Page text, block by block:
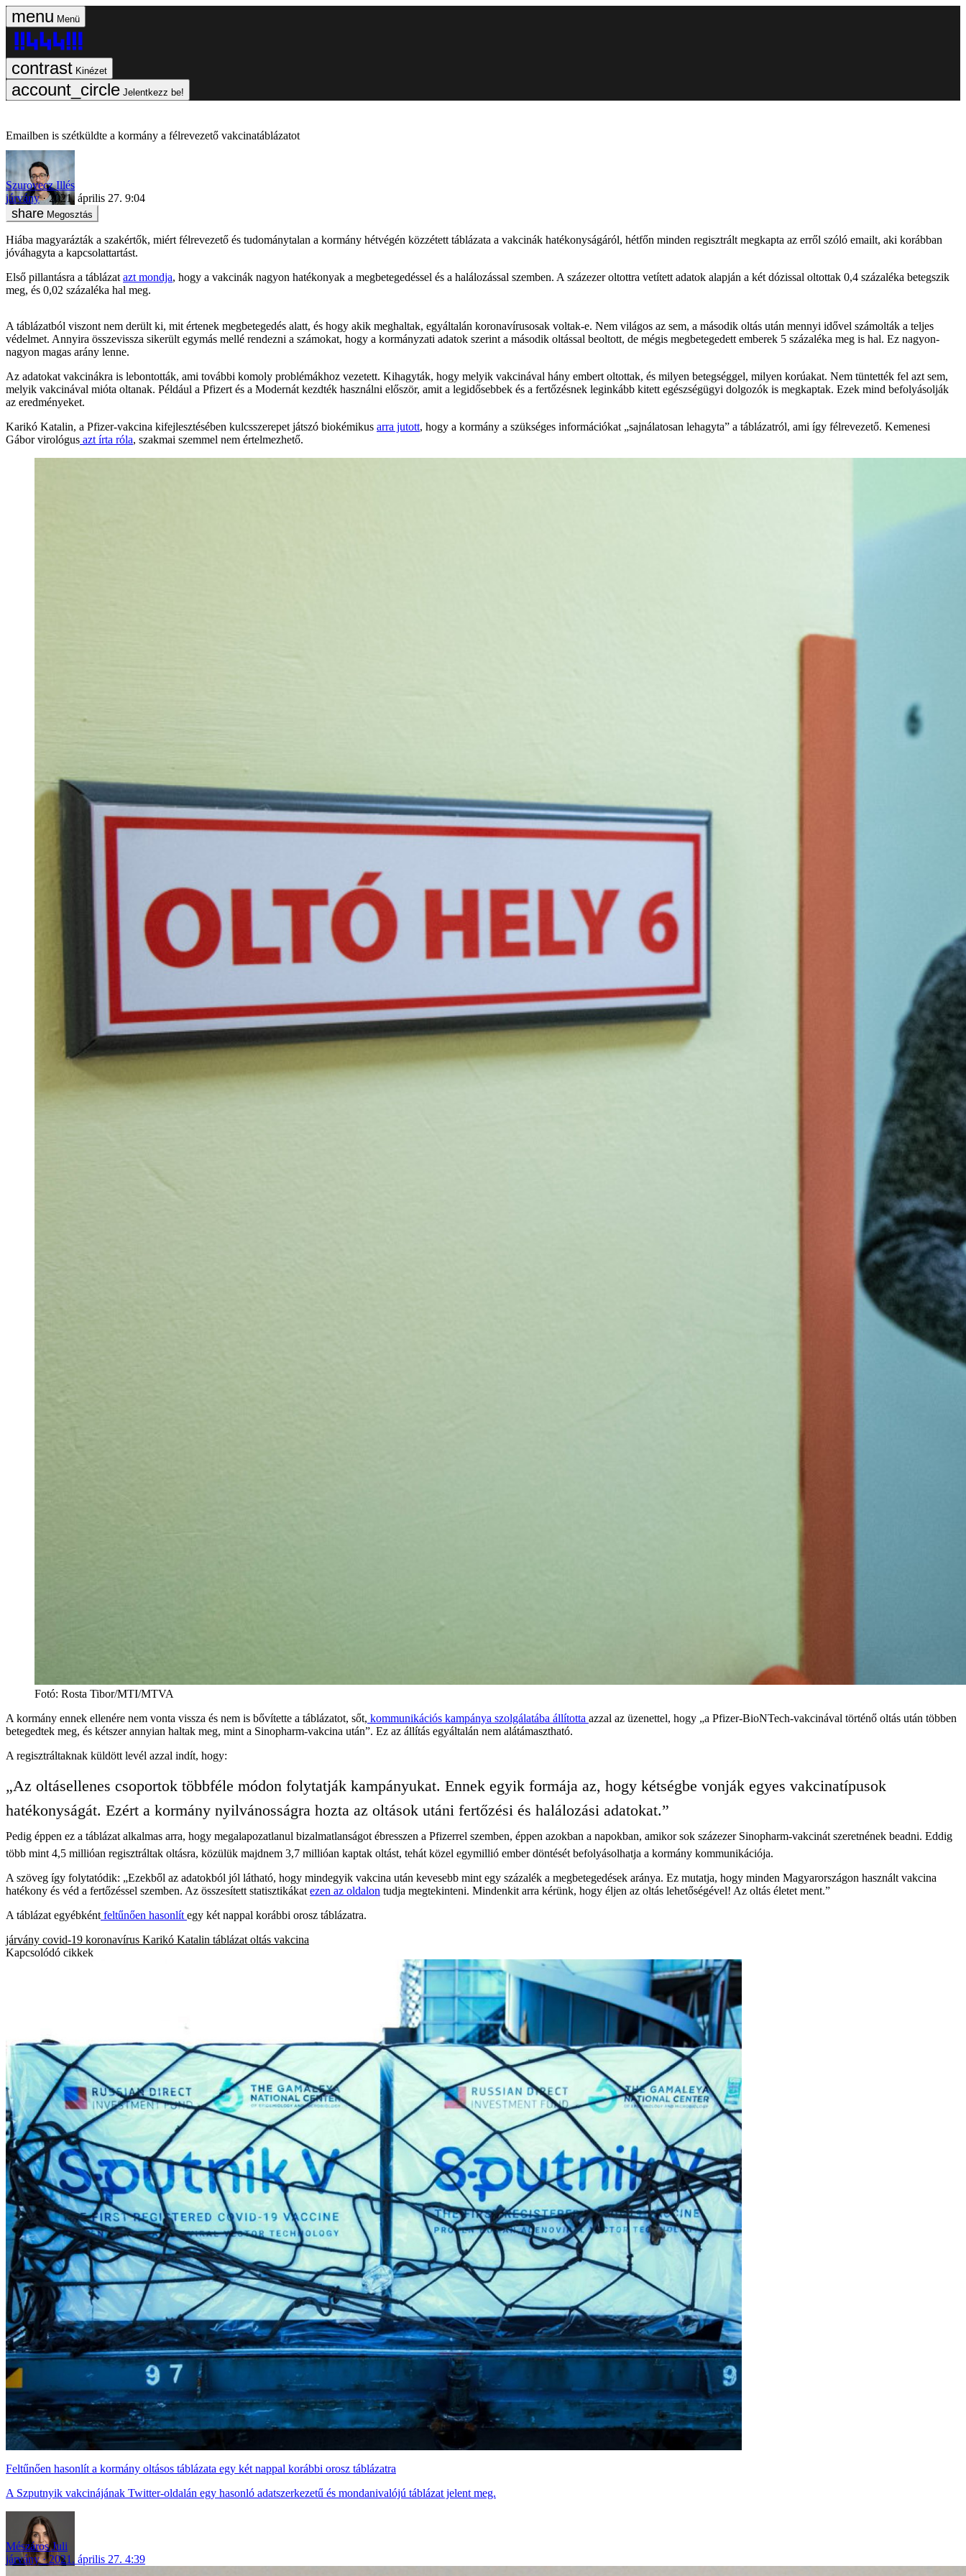
Menü
Kinézet
Jelentkezz be!
Emailben is szétküldte a kormány a félrevezető vakcinatáblázatot
Szurovecz Illés
járvány
2021. április 27. 9:04
Megosztás
Hiába magyarázták a szakértők, miért félrevezető és tudománytalan a kormány hétvégén közzétett táblázata a vakcinák hatékonyságáról, hétfőn minden regisztrált megkapta az erről szóló emailt, aki korábban
jóváhagyta a kapcsolattartást.
Első pillantásra a táblázat azt mondja, hogy a vakcinák nagyon hatékonyak a megbetegedéssel és a halálozással szemben. A százezer oltottra vetített adatok alapján a két dózissal oltottak 0,4 százaléka betegszik
meg, és 0,02 százaléka hal meg.
A táblázatból viszont nem derült ki, mit értenek megbetegedés alatt, és hogy akik meghaltak, egyáltalán koronavírusosak voltak-e. Nem világos az sem, a második oltás után mennyi idővel számolták a teljes
védelmet. Annyira összevissza sikerült egymás mellé rendezni a számokat, hogy a kormányzati adatok szerint a második oltással beoltott, de mégis megbetegedett emberek 5 százaléka meg is hal. Ez nagyon-
nagyon magas arány lenne.
Az adatokat vakcinákra is lebontották, ami további komoly problémákhoz vezetett. Kihagyták, hogy melyik vakcinával hány embert oltottak, és milyen betegséggel, milyen korúakat. Nem tüntették fel azt sem,
melyik vakcinával mióta oltanak. Például a Pfizert és a Modernát kezdték használni először, amit a legidősebbek és a fertőzésnek leginkább kitett egészségügyi dolgozók is megkaptak. Ezek mind befolyásolják
az eredményeket.
Karikó Katalin, a Pfizer-vakcina kifejlesztésében kulcsszerepet játszó biokémikus arra jutott, hogy a kormány a szükséges információkat „sajnálatosan lehagyta” a táblázatról, ami így félrevezető. Kemenesi
Gábor virológus azt írta róla, szakmai szemmel nem értelmezhető.
Fotó: Rosta Tibor/MTI/MTVA
A kormány ennek ellenére nem vonta vissza és nem is bővítette a táblázatot, sőt, kommunikációs kampánya szolgálatába állította azzal az üzenettel, hogy „a Pfizer-BioNTech-vakcinával történő oltás után többen
betegedtek meg, és kétszer annyian haltak meg, mint a Sinopharm-vakcina után”. Ez az állítás egyáltalán nem alátámasztható.
A regisztráltaknak küldött levél azzal indít, hogy:
„Az oltásellenes csoportok többféle módon folytatják kampányukat. Ennek egyik formája az, hogy kétségbe vonják egyes vakcinatípusok
hatékonyságát. Ezért a kormány nyilvánosságra hozta az oltások utáni fertőzési és halálozási adatokat.”
Pedig éppen ez a táblázat alkalmas arra, hogy megalapozatlanul bizalmatlanságot ébresszen a Pfizerrel szemben, éppen azokban a napokban, amikor sok százezer Sinopharm-vakcinát szeretnének beadni. Eddig
több mint 4,5 millióan regisztráltak oltásra, közülük majdnem 3,7 millióan kaptak oltást, tehát közel egymillió ember döntését befolyásolhatja a kormány kommunikációja.
A szöveg így folytatódik: „Ezekből az adatokból jól látható, hogy mindegyik vakcina után kevesebb mint egy százalék a megbetegedések aránya. Ez mutatja, hogy minden Magyarországon használt vakcina
hatékony és véd a fertőzéssel szemben. Az összesített statisztikákat ezen az oldalon tudja megtekinteni. Mindenkit arra kérünk, hogy éljen az oltás lehetőségével! Az oltás életet ment.”
A táblázat egyébként feltűnően hasonlít egy két nappal korábbi orosz táblázatra.
járvány covid-19 koronavírus Karikó Katalin táblázat oltás vakcina
Kapcsolódó cikkek
Feltűnően hasonlít a kormány oltásos táblázata egy két nappal korábbi orosz táblázatra
A Szputnyik vakcinájának Twitter-oldalán egy hasonló adatszerkezetű és mondanivalójú táblázat jelent meg.
Mészáros Juli
járvány
2021. április 27. 4:39